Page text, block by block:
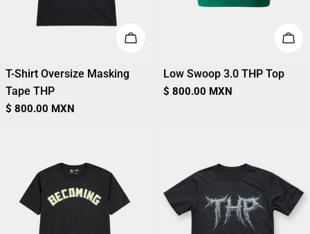
ELIGE OPCIONES
T-Shirt Oversize Masking
Tape THP
Precio
$ 800.00 MXN
Low Swoop 3.0 THP Top
Precio
$ 800.00 MXN